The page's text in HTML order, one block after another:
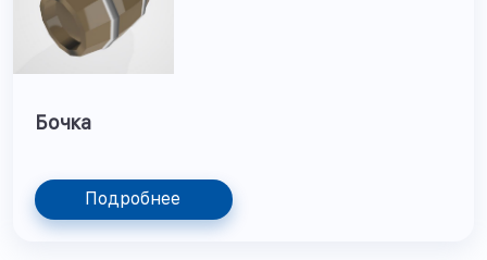
Бочка
Подробнее